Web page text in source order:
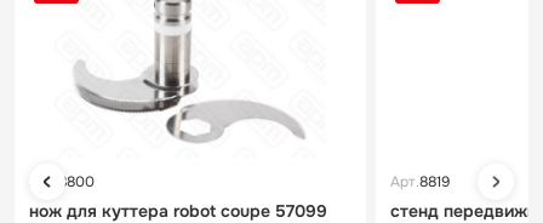
Арт. 8800
нож для куттера robot coupe 57099
Арт.8819
стенд